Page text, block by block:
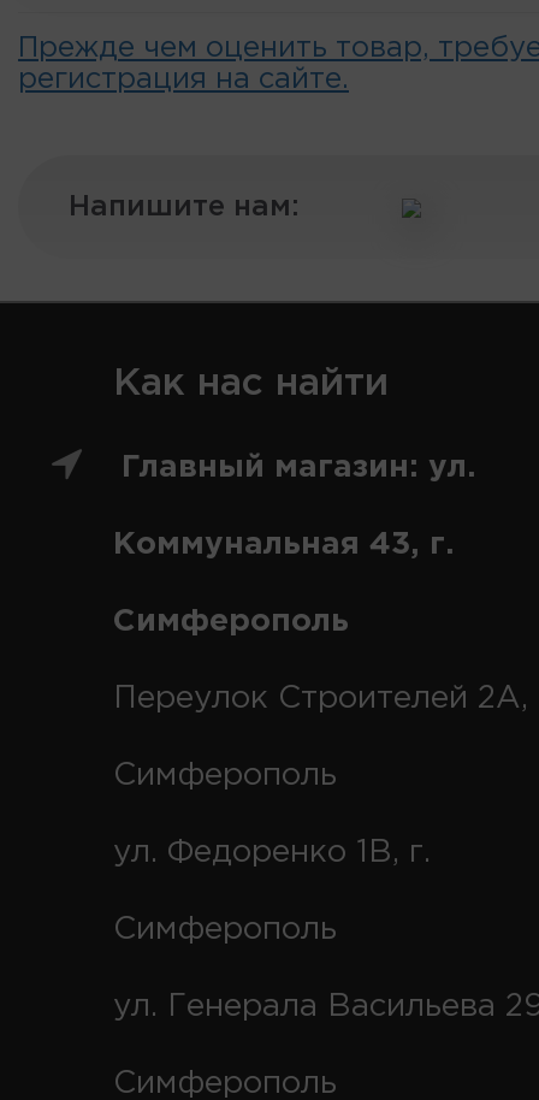
Прежде чем оценить товар,
регистрация на сайте.
Напишите нам:
Как нас найти
Главный магазин: ул.
Коммунальная 43, г.
Симферополь
Переулок Строителей 2А,
Симферополь
ул. Федоренко 1В, г.
Симферополь
ул. Генерала Васильева
Симферополь